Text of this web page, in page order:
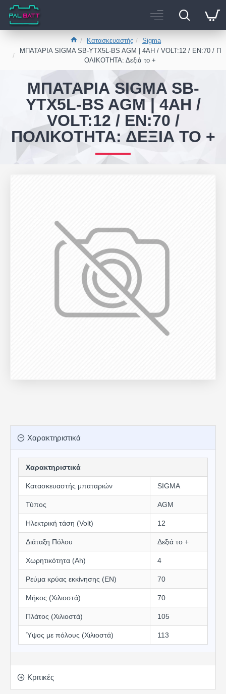
Κατασκευαστής
Sigma
ΜΠΑΤΑΡΙΑ SIGMA SB-YTX5L-BS AGM | 4AH / VOLT:12 / EN:70 / Π
ΟΛΙΚΟΤΗΤΑ: Δεξιά το +
ΜΠΑΤΑΡΙΑ SIGMA SB-
YTX5L-BS AGM | 4AH /
VOLT:12 / EN:70 /
ΠΟΛΙΚΟΤΗΤΑ: ΔΕΞΙΆ ΤΟ +
Χαρακτηριστικά
Χαρακτηριστικά
Κατασκευαστής μπαταριών SIGMA
Τύπος AGM
Ηλεκτρική τάση (Volt) 12
Διάταξη Πόλου Δεξιά το +
Χωρητικότητα (Αh) 4
Ρεύμα κρύας εκκίνησης (EN) 70
Μήκος (Χιλιοστά) 70
Πλάτος (Χιλιοστά) 105
Ύψος με πόλους (Χιλιοστά) 113
Κριτικές